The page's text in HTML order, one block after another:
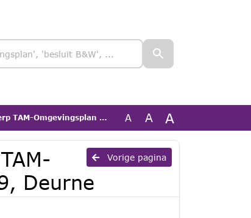
Blasiusstraat 7-9, Deurne A A A
Vorige pagina
Deurne